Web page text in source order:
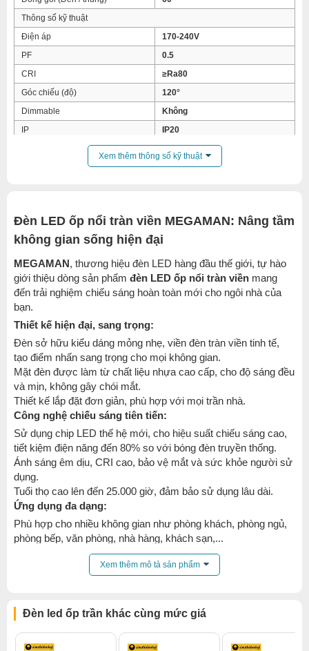
Thông số kỹ thuật
Điện áp
170-240V
PF
0.5
CRI
≥Ra80
Góc chiếu (độ)
120°
Dimmable
Không
IP
IP20
180mm
Xem thêm thông số kỹ thuật
Đèn LED ốp nổi tràn viền MEGAMAN: Nâng tầm
không gian sống hiện đại
MEGAMAN, thương hiệu đèn LED hàng đầu thế giới, tự hào
giới thiệu dòng sản phẩm đèn LED ốp nổi tràn viền mang
đến trải nghiệm chiếu sáng hoàn toàn mới cho ngôi nhà của
bạn.
Thiết kế hiện đại, sang trọng:
Đèn sở hữu kiểu dáng mỏng nhẹ, viền đèn tràn viền tinh tế,
tạo điểm nhấn sang trọng cho mọi không gian.
Mặt đèn được làm từ chất liệu nhựa cao cấp, cho độ sáng đều
và mịn, không gây chói mắt.
Thiết kế lắp đặt đơn giản, phù hợp với mọi trần nhà.
Công nghệ chiếu sáng tiên tiến:
Sử dụng chip LED thế hệ mới, cho hiệu suất chiếu sáng cao,
tiết kiệm điện năng đến 80% so với bóng đèn truyền thống.
Ánh sáng êm dịu, CRI cao, bảo vệ mắt và sức khỏe người sử
dụng.
Tuổi thọ cao lên đến 25.000 giờ, đảm bảo sử dụng lâu dài.
Ứng dụng đa dạng:
Phù hợp cho nhiều không gian như phòng khách, phòng ngủ,
phòng bếp, văn phòng, nhà hàng, khách sạn,...
Tạo điểm nhấn cho các khu vực cần trang trí như quầy bar, kệ
Tuổi thọ cao
Thiết kế hiện đại, sang trọng
Xem thêm mô tả sản phẩm
Đèn led ốp trần khác cùng mức giá